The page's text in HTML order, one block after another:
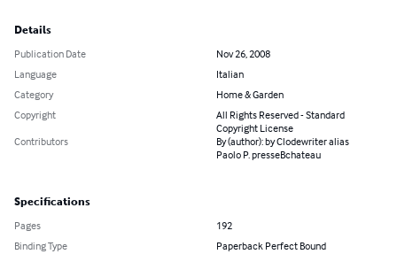
Details
Publication Date
Nov 26, 2008
Language
Italian
Category
Home & Garden
Copyright
All Rights Reserved - Standard
Copyright License
Contributors
By (author): by Clodewriter alias
Paolo P. presseBchateau
Specifications
Pages
192
Binding Type
Paperback Perfect Bound